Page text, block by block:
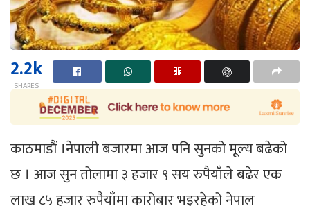
2.2k
SHARES
काठमाडौं ।नेपाली बजारमा आज पनि सुनको मूल्य बढेको
छ । आज सुन तोलामा ३ हजार ९ सय रुपैयाँले बढेर एक
लाख ८५ हजार रुपैयाँमा कारोबार भइरहेको नेपाल